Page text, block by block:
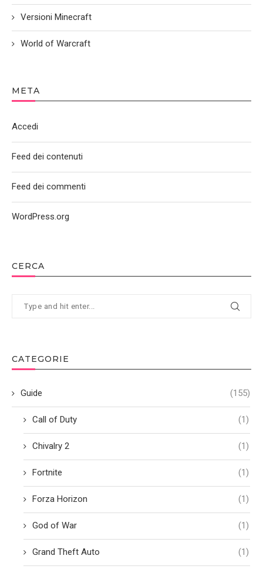
CERCA
CATEGORIE
Guide (155)
Call of Duty (1)
Chivalry 2 (1)
Fortnite (1)
Forza Horizon (1)
God of War (1)
Grand Theft Auto (1)
Versioni Minecraft
World of Warcraft
META
Accedi
Feed dei contenuti
Feed dei commenti
WordPress.org